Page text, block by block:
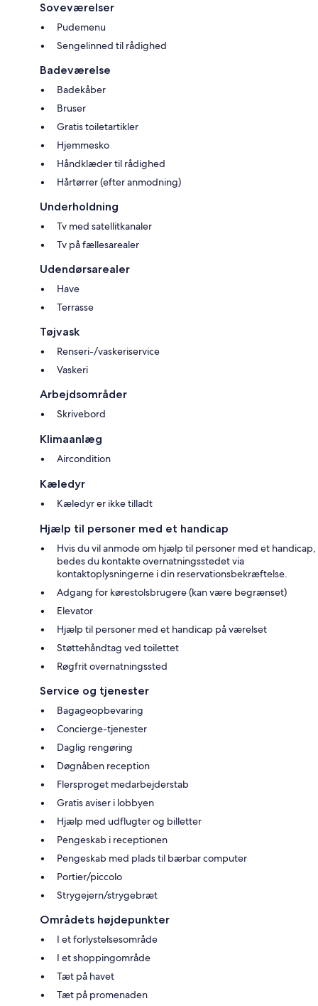
Soveværelser
Pudemenu
Sengelinned til rådighed
Badeværelse
Badekåber
Bruser
Gratis toiletartikler
Hjemmesko
Håndklæder til rådighed
Hårtørrer (efter anmodning)
Underholdning
Tv med satellitkanaler
Tv på fællesarealer
Udendørsarealer
Have
Terrasse
Tøjvask
Renseri-/vaskeriservice
Vaskeri
Arbejdsområder
Skrivebord
Klimaanlæg
Aircondition
Kæledyr
Kæledyr er ikke tilladt
Hjælp til personer med et handicap
Hvis du vil anmode om hjælp til personer med et handicap,
bedes du kontakte overnatningsstedet via
kontaktoplysningerne i din reservationsbekræftelse.
Adgang for kørestolsbrugere (kan være begrænset)
Elevator
Hjælp til personer med et handicap på værelset
Støttehåndtag ved toilettet
Røgfrit overnatningssted
Service og tjenester
Bagageopbevaring
Concierge-tjenester
Daglig rengøring
Døgnåben reception
Flersproget medarbejderstab
Gratis aviser i lobbyen
Hjælp med udflugter og billetter
Pengeskab i receptionen
Pengeskab med plads til bærbar computer
Portier/piccolo
Strygejern/strygebræt
Områdets højdepunkter
I et forlystelsesområde
I et shoppingområde
Tæt på havet
Tæt på promenaden